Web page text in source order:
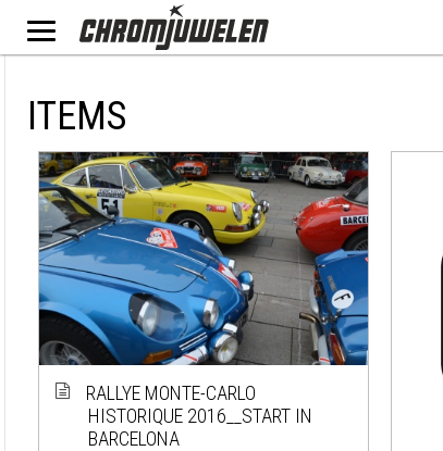
ITEMS
RALLYE MONTE-CARLO
HISTORIQUE 2016__START IN
BARCELONA